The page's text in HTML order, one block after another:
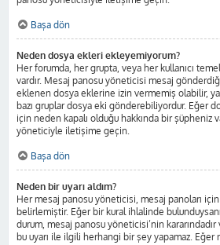
Başa dön
Neden dosya ekleri ekleyemiyorum?
Her forumda, her grupta, veya her kullanıcı
vardır. Mesaj panosu yöneticisi mesaj
eklenen dosya eklerine izin vermemiş olabilir,
bazı gruplar dosya eki gönderebiliyordur. Eğer
için neden kapalı olduğu hakkında bir şüpheniz
yöneticiyle iletişime geçin.
Başa dön
Neden bir uyarı aldım?
Her mesaj panosu yöneticisi, mesaj panoları için
belirlemiştir. Eğer bir kural ihlalinde
durum, mesaj panosu yöneticisi’nin
bu uyarı ile ilgili herhangi bir şey yapamaz. Eğer